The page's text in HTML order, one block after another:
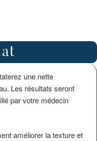
une nette
Les résultats seront
par votre médecin
améliorer la texture et